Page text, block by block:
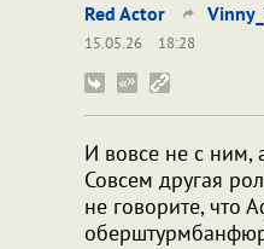
Red Actor
15.05.26
18:28
И вовсе не с ним,
Совсем другая
не говорите, что